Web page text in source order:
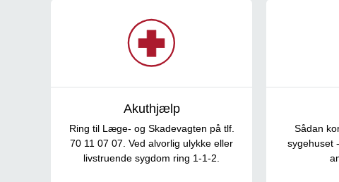
Akuthjælp
Ring til Læge- og Skadevagten på tlf.
70 11 07 07. Ved alvorlig ulykke eller
livstruende sygdom ring 1-1-2.
Sådan
sygehuset